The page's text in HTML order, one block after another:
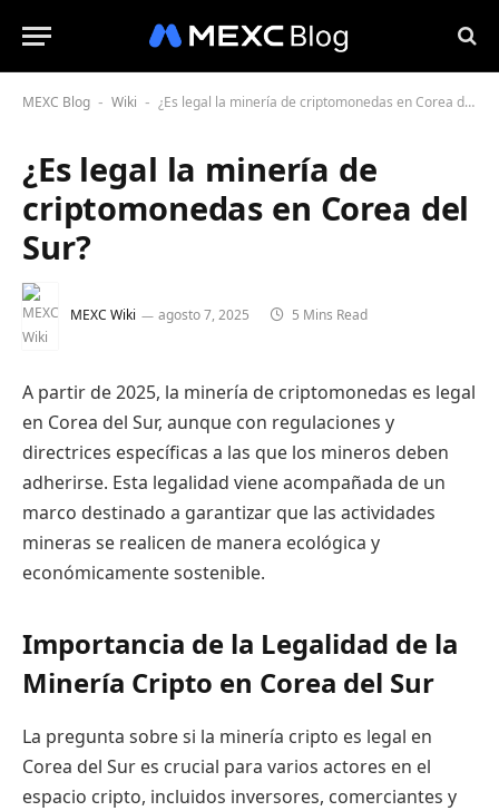
MEXC Blog - Wiki - ¿Es legal la minería de criptomonedas en Corea del Sur?
¿Es legal la minería de
criptomonedas en Corea del
Sur?
MEXC Wiki agosto 7, 2025 5 Mins Read
A partir de 2025, la minería de criptomonedas es legal
en Corea del Sur, aunque con regulaciones y
directrices específicas a las que los mineros deben
adherirse. Esta legalidad viene acompañada de un
marco destinado a garantizar que las actividades
mineras se realicen de manera ecológica y
económicamente sostenible.
Importancia de la Legalidad de la
Minería Cripto en Corea del Sur
La pregunta sobre si la minería cripto es legal en
Corea del Sur es crucial para varios actores en el
espacio cripto, incluidos inversores, comerciantes y